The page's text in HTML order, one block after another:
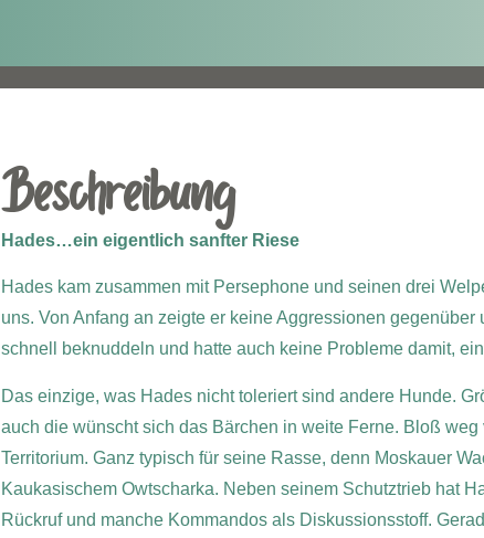
Beschreibung
Hades…ein eigentlich sanfter Riese
Hades kam zusammen mit Persephone und seinen drei
uns. Von Anfang an zeigte er keine Aggressionen
schnell beknuddeln und hatte auch keine Probleme damit,
Das einzige, was Hades nicht toleriert sind andere Hunde.
auch die wünscht sich das Bärchen in weite Ferne. Bloß
Territorium. Ganz typisch für seine Rasse, denn Moskauer
Kaukasischem Owtscharka. Neben seinem Schutztrieb hat
Rückruf und manche Kommandos als Diskussionsstoff.